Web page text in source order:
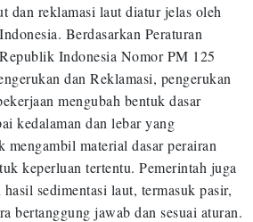
dan reklamasi laut diatur jelas oleh
Berdasarkan Peraturan
Indonesia Nomor PM 125
dan Reklamasi, pengerukan
mengubah bentuk dasar
kedalaman dan lebar yang
mengambil material dasar perairan
keperluan tertentu. Pemerintah juga
sedimentasi laut, termasuk pasir,
bertanggung jawab dan sesuai aturan.